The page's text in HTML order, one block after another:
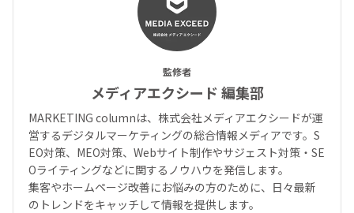
監修者
メディアエクシード 編集部
MARKETING columnは、株式会社メディアエクシードが運
営するデジタルマーケティングの総合情報メディアです。S
EO対策、MEO対策、Webサイト制作やサジェスト対策・SE
Oライティングなどに関するノウハウを発信します。
集客やホームページ改善にお悩みの方のために、日々最新
のトレンドをキャッチして情報を提供します。